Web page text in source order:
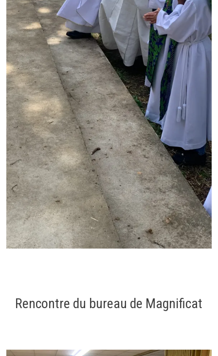
Rencontre du bureau de Magnificat